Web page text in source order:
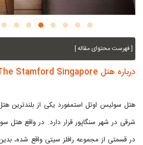
[ فهرست محتوای مقاله ]
درباره هتل Swissotel The Stamford Singapore
شرقی در شهر سنگاپور قرار دارد. در واقع هتل
در قسمتی از مجموعه رافلز سیتی واقع شده،